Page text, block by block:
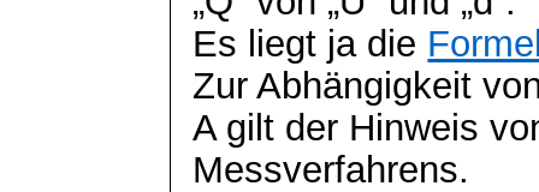
Es liegt ja die
Zur Abhängigkeit
A gilt der Hinweis
Messverfahrens.